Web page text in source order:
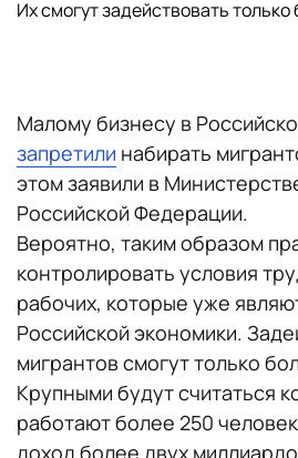
Их смогут задействовать
Малому бизнесу в
запретили набирать
этом заявили в
Российской Федерации.
Вероятно, таким образом
контролировать условия
рабочих, которые уже
Российской экономики.
мигрантов смогут только
Крупными будут считаться
работают более 250
доход более двух